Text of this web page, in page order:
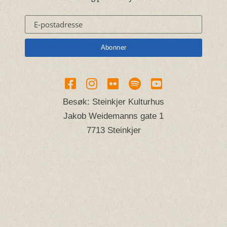
Besøk: Steinkjer Kulturhus
Jakob Weidemanns gate 1
7713 Steinkjer